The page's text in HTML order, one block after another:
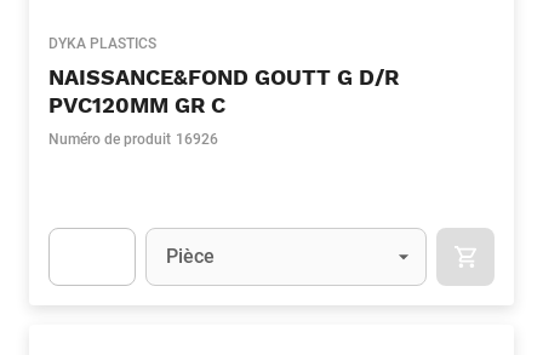
DYKA PLASTICS
NAISSANCE&FOND GOUTT G D/R
PVC120MM GR C
Numéro de produit 16926
Unité
Pièce